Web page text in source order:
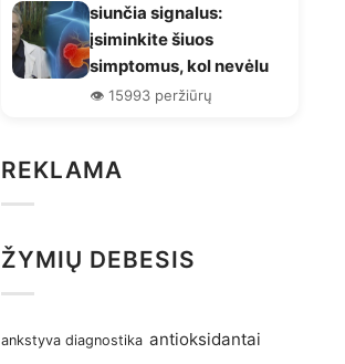
siunčia signalus:
įsiminkite šiuos
simptomus, kol nevėlu
👁️ 15993 peržiūrų
REKLAMA
ŽYMIŲ DEBESIS
ankstyva diagnostika antioksidantai